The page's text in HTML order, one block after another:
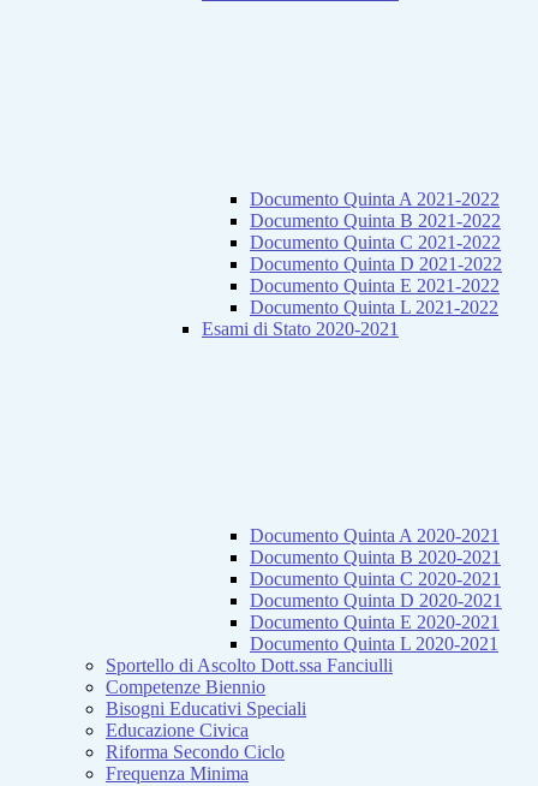
Documento Quinta A 2021-2022
Documento Quinta B 2021-2022
Documento Quinta C 2021-2022
Documento Quinta D 2021-2022
Documento Quinta E 2021-2022
Documento Quinta L 2021-2022
Esami di Stato 2020-2021
Documento Quinta A 2020-2021
Documento Quinta B 2020-2021
Documento Quinta C 2020-2021
Documento Quinta D 2020-2021
Documento Quinta E 2020-2021
Documento Quinta L 2020-2021
Sportello di Ascolto Dott.ssa Fanciulli
Competenze Biennio
Bisogni Educativi Speciali
Educazione Civica
Riforma Secondo Ciclo
Frequenza Minima